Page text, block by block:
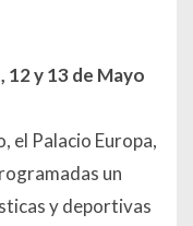
12 y 13 de Mayo
el Palacio Europa,
un
y deportivas